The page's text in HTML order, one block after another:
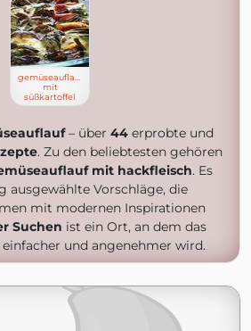
gemüseauflauf
mit
süßkartoffel
– über 44 erprobte und
. Zu den beliebtesten gehören
mit hackfleisch. Es
ausgewählte Vorschläge, die
mit modernen Inspirationen
Suchen ist ein Ort, an dem das
und angenehmer wird.